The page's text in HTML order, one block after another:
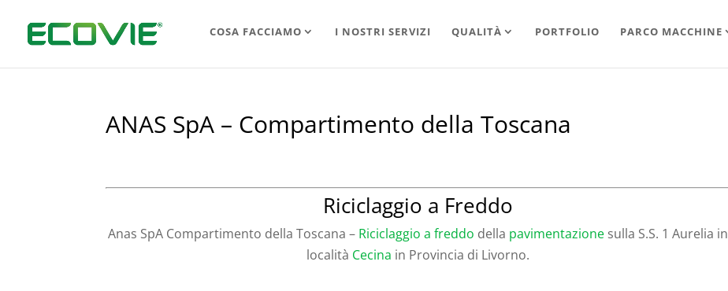
COSA FACCIAMO I NOSTRI SERVIZI QUALITÀ PORTFOLIO PARCO MACCHINE
ANAS SpA – Compartimento della Toscana
Riciclaggio a Freddo
Anas SpA Compartimento della Toscana – Riciclaggio a freddo della pavimentazionesulla S.S. 1 Aurelia in
località Cecina in Provincia di Livorno.